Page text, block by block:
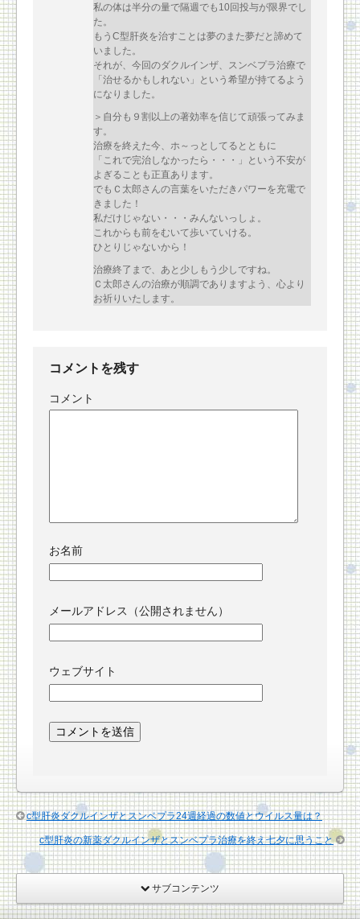
私の体は半分の量で隔週でも10回投与が限界でし
た。
もうC型肝炎を治すことは夢のまた夢だと諦めて
いました。
それが、今回のダクルインザ、スンベプラ治療で
「治せるかもしれない」という希望が持てるよう
になりました。
＞自分も９割以上の著効率を信じて頑張ってみま
す。
治療を終えた今、ホ～っとしてるとともに
「これで完治しなかったら・・・」という不安が
よぎることも正直あります。
でもＣ太郎さんの言葉をいただきパワーを充電で
きました！
私だけじゃない・・・みんないっしょ。
これからも前をむいて歩いていける。
ひとりじゃないから！
治療終了まで、あと少しもう少しですね。
Ｃ太郎さんの治療が順調でありますよう、心より
お祈りいたします。
コメントを残す
コメント
お名前
メールアドレス（公開されません）
ウェブサイト
c型肝炎ダクルインザとスンベプラ24週経過の数値とウイルス量は？
c型肝炎の新薬ダクルインザとスンベプラ治療を終え七夕に思うこと
サブコンテンツ